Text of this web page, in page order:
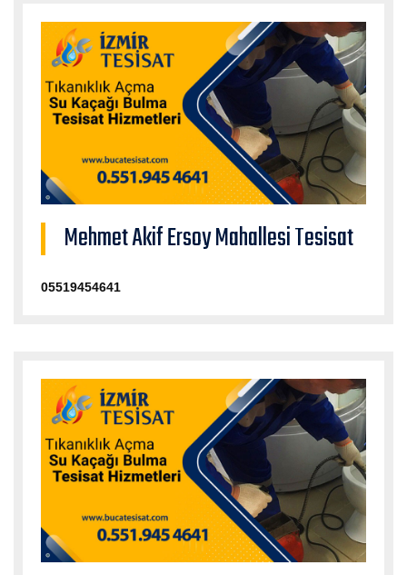
Mehmet Akif Ersoy Mahallesi Tesisat
05519454641